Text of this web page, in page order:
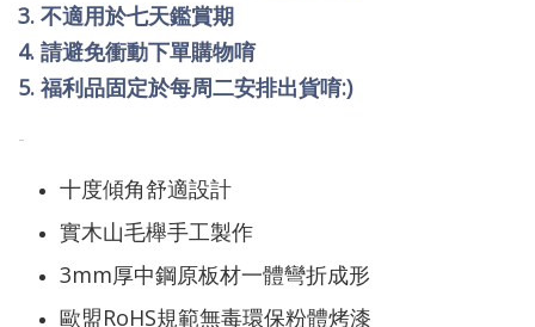
3. 不適用於七天鑑賞期
4. 請避免衝動下單購物唷
5. 福利品固定於每周二安排出貨唷:)
-
十度傾角舒適設計
實木山毛櫸手工製作
3mm厚中鋼原板材一體彎折成形
歐盟RoHS規範無毒環保粉體烤漆